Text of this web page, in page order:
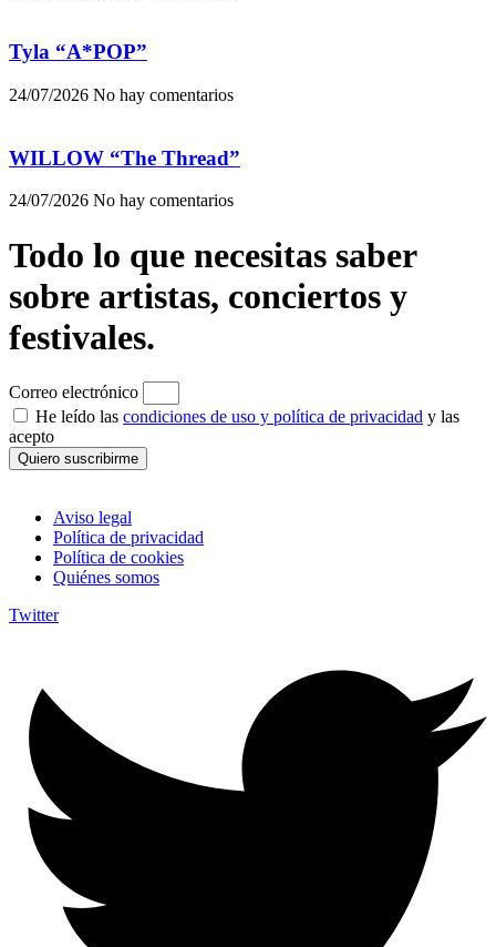
Tyla “A*POP”
24/07/2026 No hay comentarios
WILLOW “The Thread”
24/07/2026 No hay comentarios
Todo lo que necesitas saber
sobre artistas, conciertos y
festivales.
Correo electrónico
He leído las condiciones de uso y política de privacidad y las
acepto
Quiero suscribirme
Aviso legal
Política de privacidad
Política de cookies
Quiénes somos
Twitter